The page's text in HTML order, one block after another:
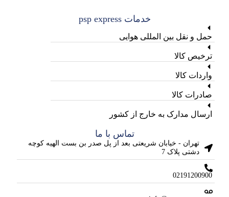
خدمات psp express
حمل و نقل بین المللی هوایی
ترخیص کالا
واردات کالا
صادرات کالا
ارسال مدارک به خارج از کشور
تماس با ما
تهران - خیابان شریعتی بعد از پل صدر بن بست الهیه کوچه
دشتی پلاک 7
02191200900